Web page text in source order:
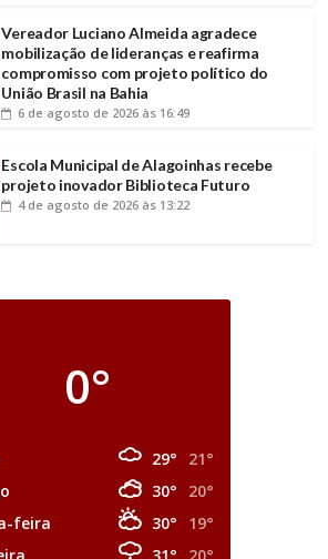
Vereador Luciano Almeida agradece
mobilização de lideranças e reafirma
compromisso com projeto político do
União Brasil na Bahia
6 de agosto de 2026 às 16:49
Escola Municipal de Alagoinhas recebe
projeto inovador Biblioteca Futuro
4 de agosto de 2026 às 13:22
0°
29°
21°
30°
20°
feira
30°
19°